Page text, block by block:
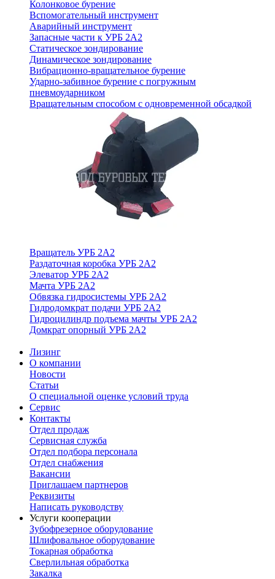
Колонковое бурение
Вспомогательный инструмент
Аварийный инструмент
Запасные части к УРБ 2А2
Статическое зондирование
Динамическое зондирование
Вибрационно-вращательное бурение
Ударно-забивное бурение с погружным
пневмоударником
Вращательным способом с одновременной обсадкой
Вращатель УРБ 2А2
Раздаточная коробка УРБ 2А2
Элеватор УРБ 2А2
Мачта УРБ 2А2
Обвязка гидросистемы УРБ 2А2
Гидродомкрат подачи УРБ 2А2
Гидроцилиндр подъема мачты УРБ 2А2
Домкрат опорный УРБ 2А2
Лизинг
О компании
Новости
Статьи
О специальной оценке условий труда
Сервис
Контакты
Отдел продаж
Сервисная служба
Отдел подбора персонала
Отдел снабжения
Вакансии
Приглашаем партнеров
Реквизиты
Написать руководству
Услуги кооперации
Зубофрезерное оборудование
Шлифовальное оборудование
Токарная обработка
Cверлильная обработка
Закалка